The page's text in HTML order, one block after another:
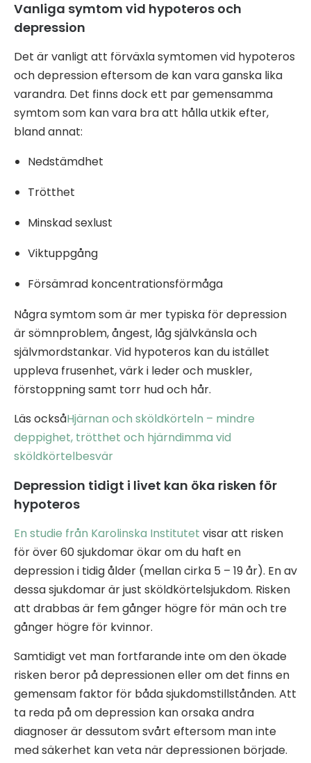
Vanliga symtom vid hypoteros och
depression
Det är vanligt att förväxla symtomen vid hypoteros
och depression eftersom de kan vara ganska lika
varandra. Det finns dock ett par gemensamma
symtom som kan vara bra att hålla utkik efter,
bland annat:
Nedstämdhet
Trötthet
Minskad sexlust
Viktuppgång
Försämrad koncentrationsförmåga
Några symtom som är mer typiska för depression
är sömnproblem, ångest, låg självkänsla och
självmordstankar. Vid hypoteros kan du istället
uppleva frusenhet, värk i leder och muskler,
förstoppning samt torr hud och hår.
Läs ocksåHjärnan och sköldkörteln – mindre
deppighet, trötthet och hjärndimma vid
sköldkörtelbesvär
Depression tidigt i livet kan öka risken för
hypoteros
En studie från Karolinska Institutet visar att risken
för över 60 sjukdomar ökar om du haft en
depression i tidig ålder (mellan cirka 5 – 19 år). En av
dessa sjukdomar är just sköldkörtelsjukdom. Risken
att drabbas är fem gånger högre för män och tre
gånger högre för kvinnor.
Samtidigt vet man fortfarande inte om den ökade
risken beror på depressionen eller om det finns en
gemensam faktor för båda sjukdomstillstånden. Att
ta reda på om depression kan orsaka andra
diagnoser är dessutom svårt eftersom man inte
med säkerhet kan veta när depressionen började.